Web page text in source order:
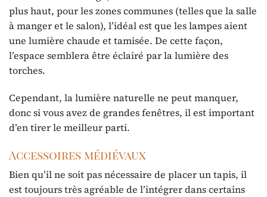
plus haut, pour les zones communes (telles que la salle
à manger et le salon), l’idéal est que les lampes aient
une lumière chaude et tamisée. De cette façon,
l’espace semblera être éclairé par la lumière des
torches.
Cependant, la lumière naturelle ne peut manquer,
donc si vous avez de grandes fenêtres, il est important
d’en tirer le meilleur parti.
Accessoires médiévaux
Bien qu’il ne soit pas nécessaire de placer un tapis, il
est toujours très agréable de l’intégrer dans certains